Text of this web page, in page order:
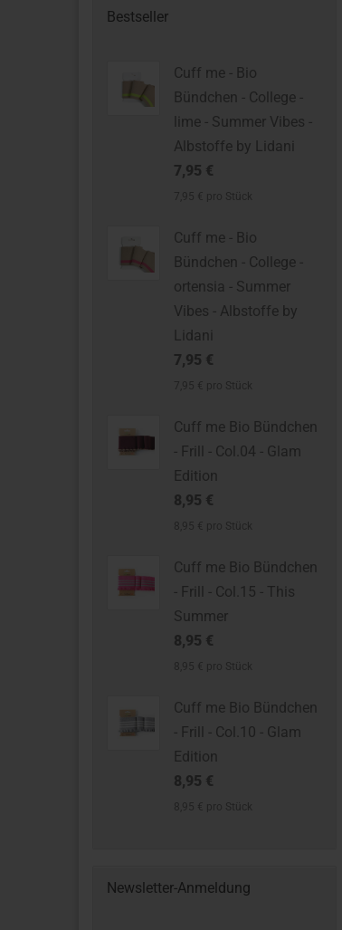
Bestseller
Cuff me - Bio
Bündchen - College -
lime - Summer Vibes -
Albstoffe by Lidani
7,95 €
Cuff me - Bio
Bündchen - College -
ortensia - Summer
Vibes - Albstoffe by
Lidani
7,95 €
Cuff me Bio Bündchen
- Frill - Col.04 - Glam
Edition
8,95 €
Cuff me Bio Bündchen
- Frill - Col.15 - This
Summer
8,95 €
Cuff me Bio Bündchen
- Frill - Col.10 - Glam
Edition
8,95 €
Newsletter-Anmeldung